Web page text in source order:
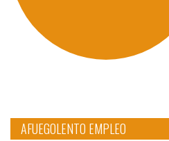
AFUEGOLENTO EMPLEO